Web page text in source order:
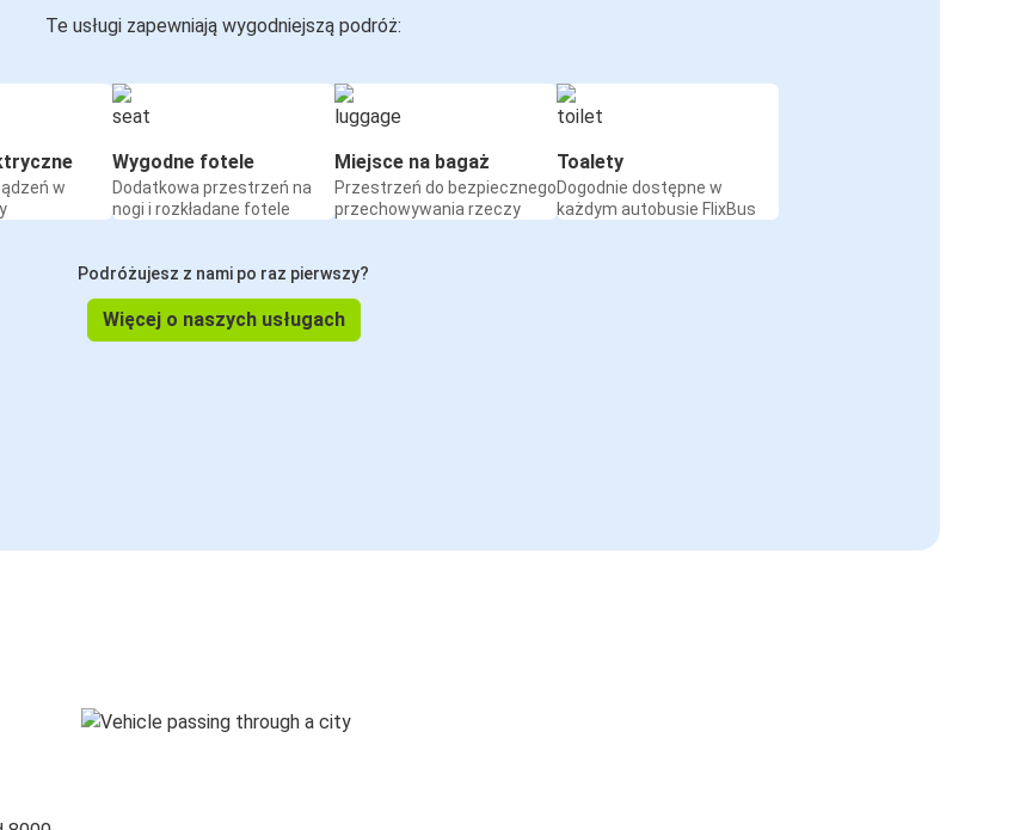
Te usługi zapewniają wygodniejszą podróż:
w
Wygodne fotele
Dodatkowa przestrzeń na
nogi i rozkładane fotele
Miejsce na bagaż
Przestrzeń do bezpiecznego
przechowywania rzeczy
Toalety
Dogodnie dostępne w
każdym autobusie FlixBus
Podróżujesz z nami po raz pierwszy?
Więcej o naszych usługach